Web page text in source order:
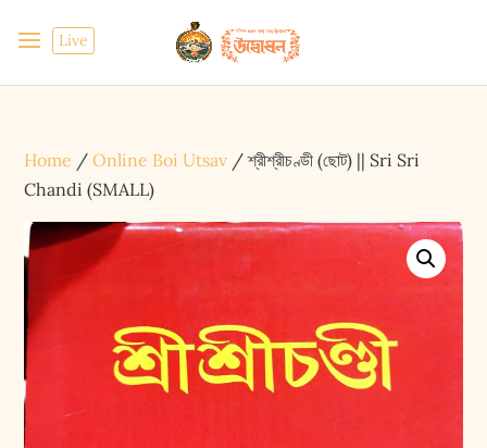
Live
Home /Online Boi Utsav / শ্রীশ্রীচণ্ডী (ছোট) || Sri Sri
Chandi (SMALL)